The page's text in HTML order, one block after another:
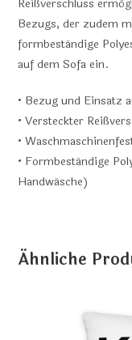
Reißverschluss
Bezugs, der zudem
formbeständige
auf dem Sofa ein.
• Bezug und Einsatz
• Versteckter
•
• Formbeständige
Handwäsche)
Ähnliche